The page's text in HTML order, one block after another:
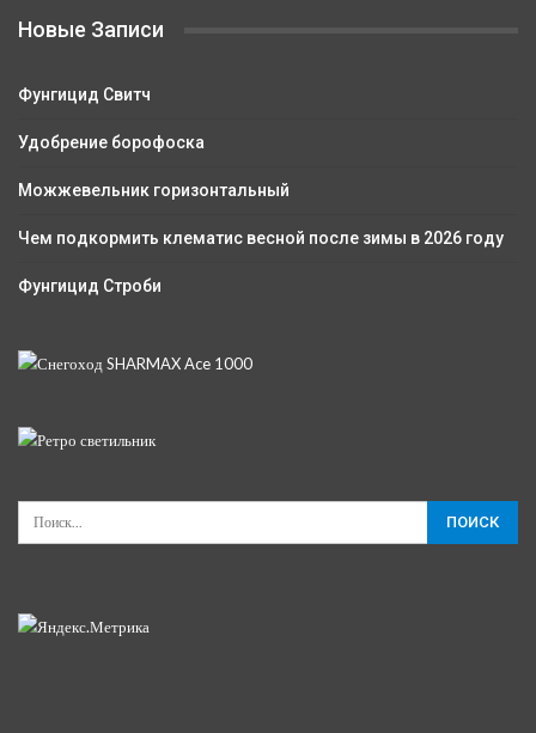
Новые Записи
Фунгицид Свитч
Удобрение борофоска
Можжевельник горизонтальный
Чем подкормить клематис весной после зимы в 2026 году
Фунгицид Строби